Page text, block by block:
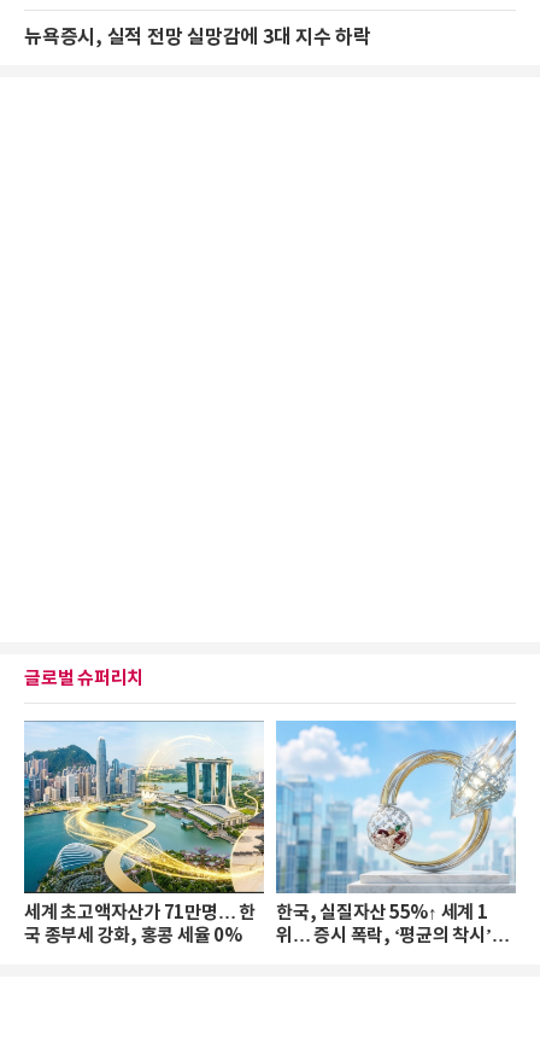
뉴욕증시, 실적 전망 실망감에 3대 지수 하락
글로벌 슈퍼리치
세계 초고액자산가 71만명… 한
국 종부세 강화, 홍콩 세율 0%
한국, 실질자산 55%↑ 세계 1
위… 증시 폭락, ‘평균의 착시’와